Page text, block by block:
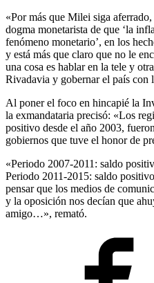
«Por más que Milei siga
dogma monetarista de que ‘la
fenómeno monetario’, en los
y está más que claro que no le
una cosa es hablar en la tele y
Rivadavia y gobernar el país con
Al poner el foco en hincapié la
la exmandataria precisó: «Los
positivo desde el año 2003,
gobiernos que tuve el honor de
«Periodo 2007-2011: saldo
Periodo 2011-2015: saldo
pensar que los medios de
y la oposición nos decían que
amigo…», remató.